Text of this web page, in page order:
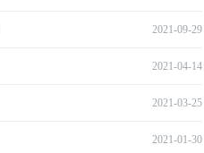
2021-09-29
2021-04-14
2021-03-25
2021-01-30